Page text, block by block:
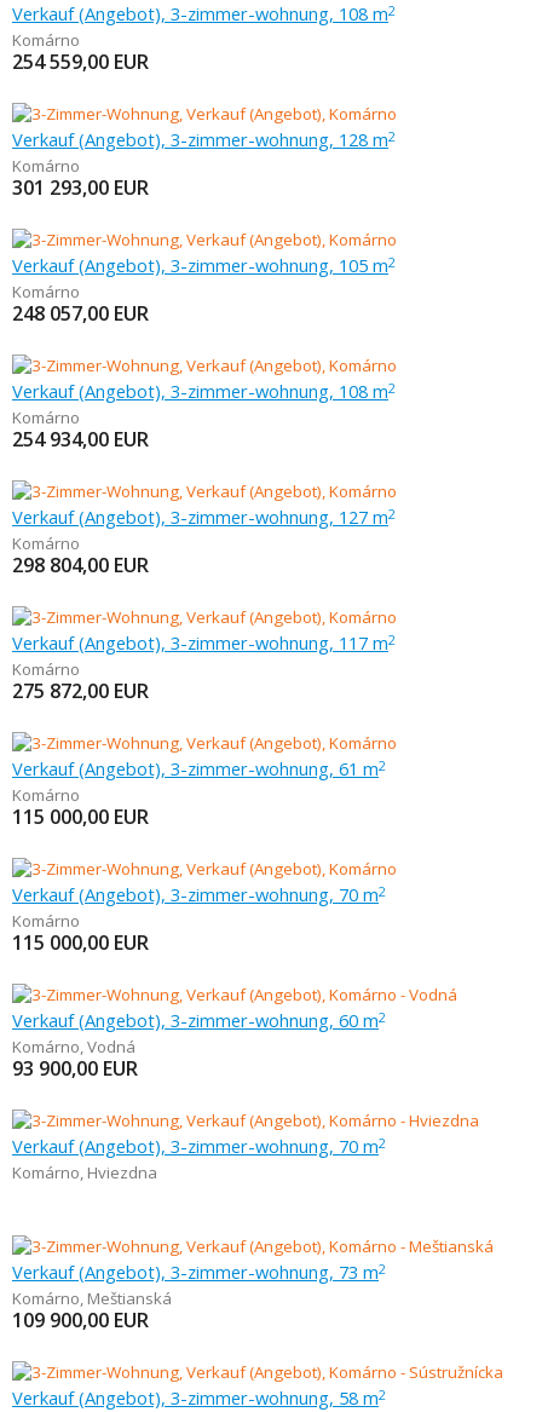
Verkauf (Angebot), 3-zimmer-wohnung, 108 m2
Komárno
254 559,00 EUR
Verkauf (Angebot), 3-zimmer-wohnung, 128 m2
Komárno
301 293,00 EUR
Verkauf (Angebot), 3-zimmer-wohnung, 105 m2
Komárno
248 057,00 EUR
Verkauf (Angebot), 3-zimmer-wohnung, 108 m2
Komárno
254 934,00 EUR
Verkauf (Angebot), 3-zimmer-wohnung, 127 m2
Komárno
298 804,00 EUR
Verkauf (Angebot), 3-zimmer-wohnung, 117 m2
Komárno
275 872,00 EUR
Verkauf (Angebot), 3-zimmer-wohnung, 61 m2
Komárno
115 000,00 EUR
Verkauf (Angebot), 3-zimmer-wohnung, 70 m2
Komárno
115 000,00 EUR
Verkauf (Angebot), 3-zimmer-wohnung, 60 m2
Komárno,Vodná
93 900,00 EUR
Verkauf (Angebot), 3-zimmer-wohnung, 70 m2
Komárno, Hviezdna
Verkauf (Angebot), 3-zimmer-wohnung, 73 m2
Komárno, Meštianská
109 900,00 EUR
Verkauf (Angebot), 3-zimmer-wohnung, 58 m2